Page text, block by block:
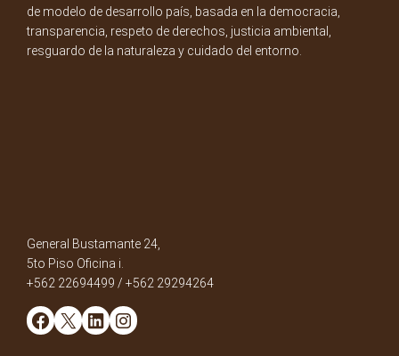
de modelo de desarrollo país, basada en la democracia,
transparencia, respeto de derechos, justicia ambiental,
resguardo de la naturaleza y cuidado del entorno.
General Bustamante 24,
5to Piso Oficina i.
+562 22694499 / +562 29294264